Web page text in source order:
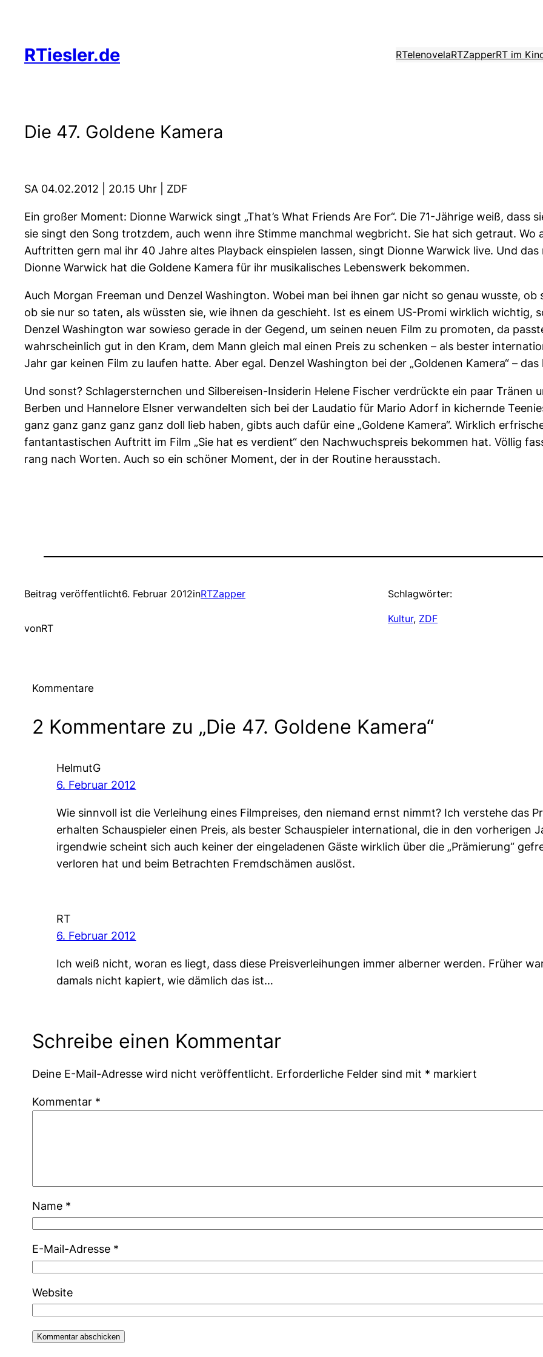
springen
RTiesler.de RTelenovelaRTZapperRT im
Die 47. Goldene Kamera
SA 04.02.2012 | 20.15 Uhr | ZDF
Ein großer Moment: Dionne Warwick singt „That’s What Friends Are For“. Die 71-Jährige weiß,
sie singt den Song trotzdem, auch wenn ihre Stimme manchmal wegbricht. Sie hat sich getraut. Wo
Auftritten gern mal ihr 40 Jahre altes Playback einspielen lassen, singt Dionne Warwick live. Und
Dionne Warwick hat die Goldene Kamera für ihr musikalisches Lebenswerk bekommen.
Auch Morgan Freeman und Denzel Washington. Wobei man bei ihnen gar nicht so genau wusste,
ob sie nur so taten, als wüssten sie, wie ihnen da geschieht. Ist es einem US-Promi wirklich wichtig,
Denzel Washington war sowieso gerade in der Gegend, um seinen neuen Film zu promoten, da
wahrscheinlich gut in den Kram, dem Mann gleich mal einen Preis zu schenken – als bester
Jahr gar keinen Film zu laufen hatte. Aber egal. Denzel Washington bei der „Goldenen Kamera“ –
Und sonst? Schlagersternchen und Silbereisen-Insiderin Helene Fischer verdrückte ein paar Tränen
Berben und Hannelore Elsner verwandelten sich bei der Laudatio für Mario Adorf in kichernde
ganz ganz ganz ganz ganz doll lieb haben, gibts auch dafür eine „Goldene Kamera“. Wirklich
fantantastischen Auftritt im Film „Sie hat es verdient“ den Nachwuchspreis bekommen hat. Völlig
rang nach Worten. Auch so ein schöner Moment, der in der Routine herausstach.
Beitrag veröffentlicht6. Februar 2012inRTZapper
vonRT
Schlagwörter:
Kultur, ZDF
Kommentare
2 Kommentare zu „Die 47. Goldene Kamera“
HelmutG
6. Februar 2012
Wie sinnvoll ist die Verleihung eines Filmpreises, den niemand ernst nimmt? Ich verstehe das
erhalten Schauspieler einen Preis, als bester Schauspieler international, die in den vorherigen
irgendwie scheint sich auch keiner der eingeladenen Gäste wirklich über die „Prämierung“
verloren hat und beim Betrachten Fremdschämen auslöst.
RT
6. Februar 2012
Ich weiß nicht, woran es liegt, dass diese Preisverleihungen immer alberner werden. Früher
damals nicht kapiert, wie dämlich das ist…
Schreibe einen Kommentar
Deine E-Mail-Adresse wird nicht veröffentlicht. Erforderliche Felder sind mit * markiert
Kommentar *
Name *
E-Mail-Adresse *
Website